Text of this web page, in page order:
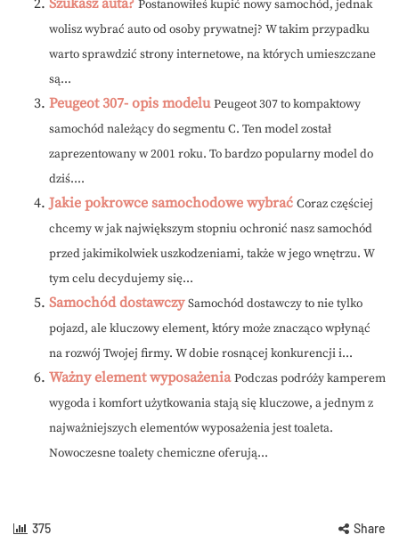
Postanowiłeś kupić nowy samochód, jednak
wolisz wybrać auto od osoby prywatnej? W takim przypadku
warto sprawdzić strony internetowe, na których umieszczane
są...
Peugeot 307- opis modelu Peugeot 307 to kompaktowy
samochód należący do segmentu C. Ten model został
zaprezentowany w 2001 roku. To bardzo popularny model do
dziś....
Jakie pokrowce samochodowe wybrać Coraz częściej
chcemy w jak największym stopniu ochronić nasz samochód
przed jakimikolwiek uszkodzeniami, także w jego wnętrzu. W
tym celu decydujemy się...
Samochód dostawczy Samochód dostawczy to nie tylko
pojazd, ale kluczowy element, który może znacząco wpłynąć
na rozwój Twojej firmy. W dobie rosnącej konkurencji i...
Ważny element wyposażenia Podczas podróży kamperem
wygoda i komfort użytkowania stają się kluczowe, a jednym z
najważniejszych elementów wyposażenia jest toaleta.
Nowoczesne toalety chemiczne oferują...
375 Share